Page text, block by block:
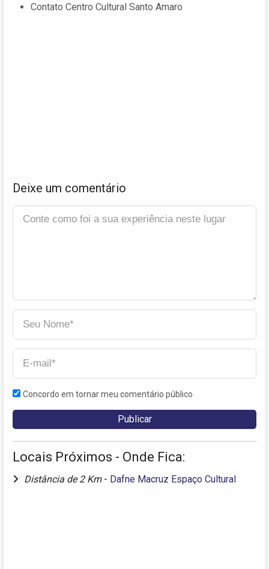
Contato Centro Cultural Santo Amaro
Deixe um comentário
Concordo em tornar meu comentário público
Locais Próximos - Onde Fica:
Distância de 2 Km - Dafne Macruz Espaço Cultural